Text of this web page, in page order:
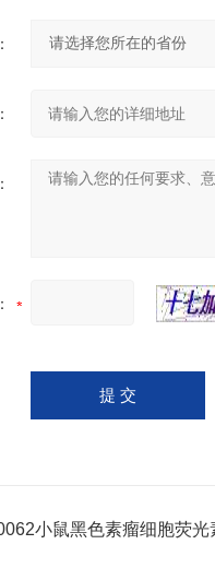
小鼠黑色素瘤细胞荧光